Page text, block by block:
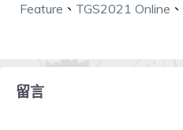
Feature 、 TGS2021 Online 、
留言